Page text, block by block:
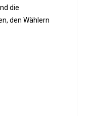
die
den Wählern